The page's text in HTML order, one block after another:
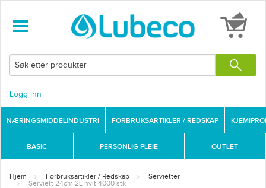
Logg inn
NÆRINGSMIDDELINDUSTRI FORBRUKSARTIKLER / REDSKAP
BASIC PERSONLIG PLEIE OUTLET
Hjem Forbruksartikler / Redskap
Servietter
Serviett 24cm 2L hvit 4000 stk